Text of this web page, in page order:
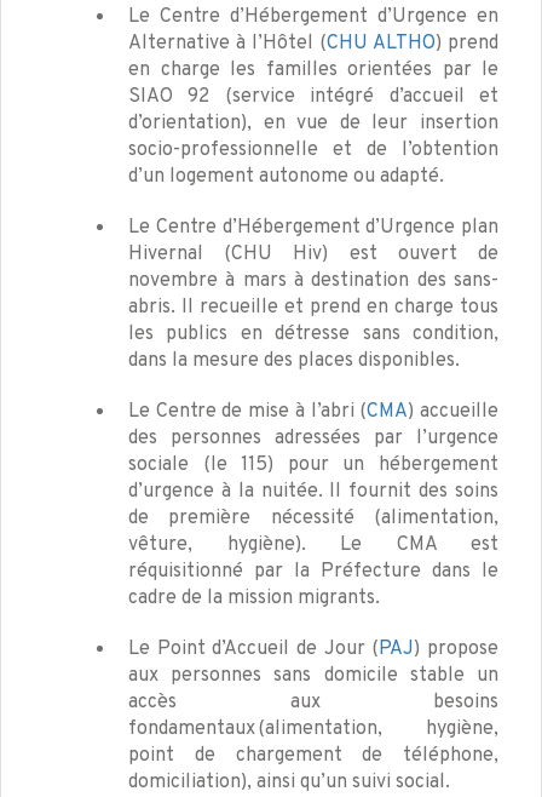
Le Centre d’Hébergement d’Urgence en
Alternative à l’Hôtel (CHU ALTHO) prend
en charge les familles orientées par le
SIAO 92 (service intégré d’accueil et
d’orientation), en vue de leur insertion
socio-professionnelle et de l’obtention
d’un logement autonome ou adapté.
Le Centre d’Hébergement d’Urgence plan
Hivernal (CHU Hiv) est ouvert de
novembre à mars à destination des sans-
abris. Il recueille et prend en charge tous
les publics en détresse sans condition,
dans la mesure des places disponibles.
Le Centre de mise à l’abri (CMA) accueille
des personnes adressées par l’urgence
sociale (le 115) pour un hébergement
d’urgence à la nuitée. Il fournit des soins
de première nécessité (alimentation,
vêture, hygiène). Le CMA est
réquisitionné par la Préfecture dans le
cadre de la mission migrants.
Le Point d’Accueil de Jour (PAJ) propose
aux personnes sans domicile stable un
accès aux besoins
fondamentaux (alimentation, hygiène,
point de chargement de téléphone,
domiciliation), ainsi qu’un suivi social.